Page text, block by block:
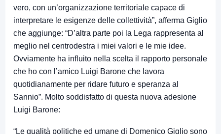
vero, con un’organizzazione territoriale capace di
interpretare le esigenze delle collettività”, afferma Giglio
che aggiunge: “D’altra parte poi la Lega rappresenta al
meglio nel centrodestra i miei valori e le mie idee.
Ovviamente ha influito nella scelta il rapporto personale
che ho con l’amico Luigi Barone che lavora
quotidianamente per ridare futuro e speranza al
Sannio”. Molto soddisfatto di questa nuova adesione
Luigi Barone:
“Le qualità politiche ed umane di Domenico Giglio sono